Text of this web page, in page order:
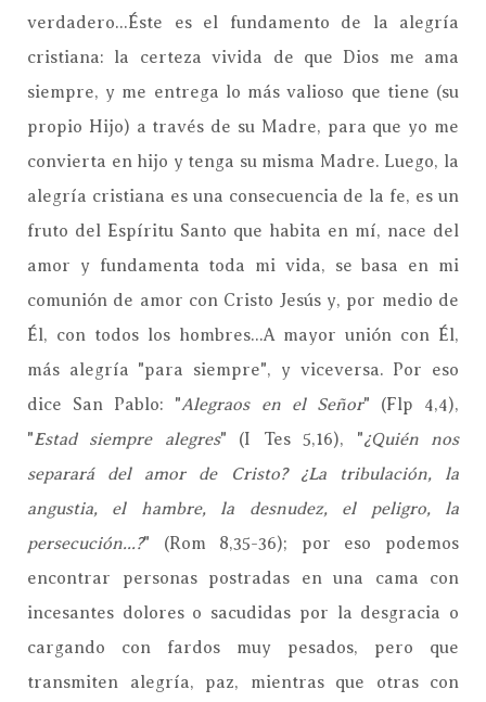
verdadero...Éste es el fundamento de la alegría
cristiana: la certeza vivida de que Dios me ama
siempre, y me entrega lo más valioso que tiene (su
propio Hijo) a través de su Madre, para que yo me
convierta en hijo y tenga su misma Madre. Luego, la
alegría cristiana es una consecuencia de la fe, es un
fruto del Espíritu Santo que habita en mí, nace del
amor y fundamenta toda mi vida, se basa en mi
comunión de amor con Cristo Jesús y, por medio de
Él, con todos los hombres...A mayor unión con Él,
más alegría "para siempre", y viceversa. Por eso
dice San Pablo: "Alegraos en el Señor" (Flp 4,4),
"Estad siempre alegres" (I Tes 5,16), "¿Quién nos
separará del amor de Cristo? ¿La tribulación, la
angustia, el hambre, la desnudez, el peligro, la
persecución...?" (Rom 8,35-36); por eso podemos
encontrar personas postradas en una cama con
incesantes dolores o sacudidas por la desgracia o
cargando con fardos muy pesados, pero que
transmiten alegría, paz, mientras que otras con